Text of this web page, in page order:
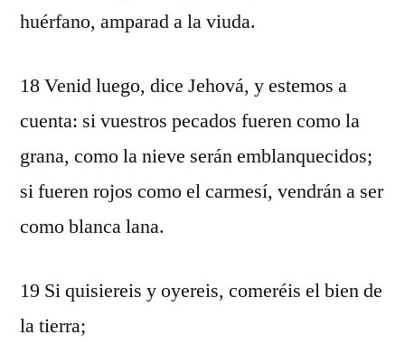
huérfano, amparad a la viuda.
18 Venid luego, dice Jehová, y estemos a
cuenta: si vuestros pecados fueren como la
grana, como la nieve serán emblanquecidos;
si fueren rojos como el carmesí, vendrán a ser
como blanca lana.
19 Si quisiereis y oyereis, comeréis el bien de
la tierra;